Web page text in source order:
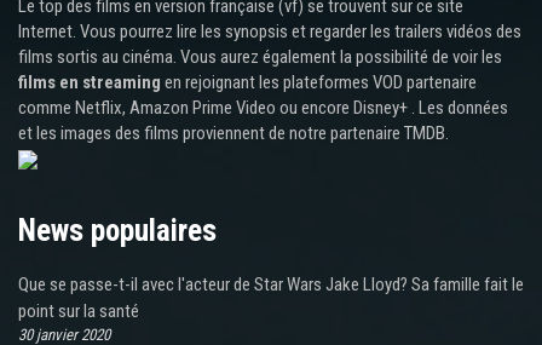
Le top des films en version française (vf) se trouvent sur ce site
Internet. Vous pourrez lire les synopsis et regarder les trailers vidéos des
films sortis au cinéma. Vous aurez également la possibilité de voir les
films en streaming en rejoignant les plateformes VOD partenaire
comme Netflix, Amazon Prime Video ou encore Disney+ . Les données
et les images des films proviennent de notre partenaire TMDB.
News populaires
Que se passe-t-il avec l'acteur de Star Wars Jake Lloyd? Sa famille fait le
point sur la santé
30 janvier 2020